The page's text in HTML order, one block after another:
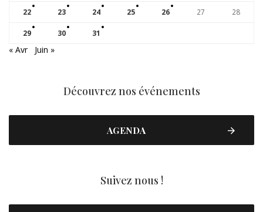
22 23 24 25 26 27 28
29 30 31
« Avr Juin »
Découvrez nos événements
AGENDA
Suivez nous !